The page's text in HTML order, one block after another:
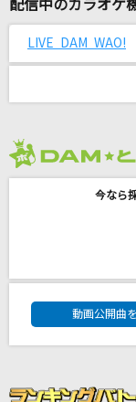
[生音]TSUNAMI
[生音]3月9日
ノーダウト
配信中のカラオケ
LIVE DAM WAO!
今なら
DAM★
動画公開曲